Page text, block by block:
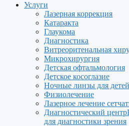
Услуги
Лазерная коррекция
Катаракта
Глаукома
Диагностика
Витреоритенальная
Микрохирургия
Детская офтальмология
Детское косоглазие
Ночные линзы для детей
Физиолечение
Лазерное лечение
Диагностический центр
для диагностики зрения